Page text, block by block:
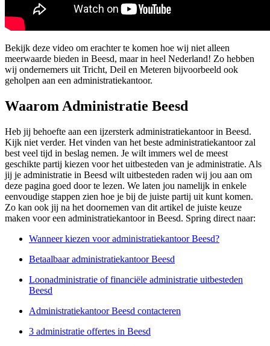
Bekijk deze video om erachter te komen hoe wij niet alleen
meerwaarde bieden in Beesd, maar in heel Nederland! Zo hebben
wij ondernemers uit Tricht, Deil en Meteren bijvoorbeeld ook
geholpen aan een administratiekantoor.
Waarom Administratie Beesd
Heb jij behoefte aan een ijzersterk administratiekantoor in Beesd.
Kijk niet verder. Het vinden van het beste administratiekantoor zal
best veel tijd in beslag nemen. Je wilt immers wel de meest
geschikte partij kiezen voor het uitbesteden van je administratie. Als
jij je administratie in Beesd wilt uitbesteden raden wij jou aan om
deze pagina goed door te lezen. We laten jou namelijk in enkele
eenvoudige stappen zien hoe je bij de juiste partij uit kunt komen.
Zo kan ook jij na het doornemen van dit artikel de juiste keuze
maken voor een administratiekantoor in Beesd. Spring direct naar:
Wanneer kiezen voor administratiekantoor Beesd?
Betaalbaar administratiekantoor Beesd
Loonadministratie of financiële administratie uitbesteden
Beesd
Administratiekantoor Beesd contacteren
3 administratie offertes in Beesd